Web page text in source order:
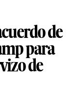
de
para
de